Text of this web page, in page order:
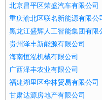
北京昌平区荣盛汽车有限公司
重庆渝北区联名新能源有限公
黑龙江盛辉人工智能集团有限
贵州泽丰新能源有限公司
海南恒泓机械有限公司
广西泽丰农业有限公司
福建湖里区华林贸易有限公司
甘肃达源房地产有限公司